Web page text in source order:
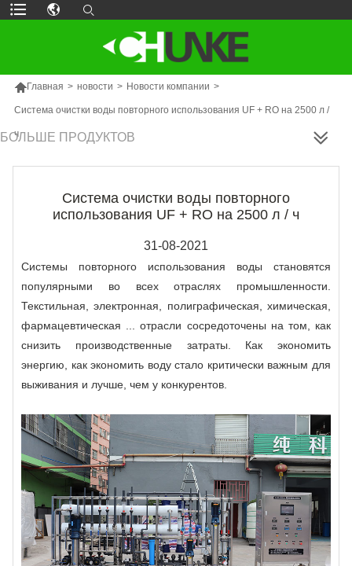
Главная > новости > Новости компании >
Система очистки воды повторного использования UF + RO на 2500 л /
ч
БОЛЬШЕ ПРОДУКТОВ
Система очистки воды повторного
использования UF + RO на 2500 л / ч
31-08-2021
Системы повторного использования воды становятся
популярными во всех отраслях промышленности.
Текстильная, электронная, полиграфическая, химическая,
фармацевтическая ... отрасли сосредоточены на том, как
снизить производственные затраты. Как экономить
энергию, как экономить воду стало критически важным для
выживания и лучше, чем у конкурентов.